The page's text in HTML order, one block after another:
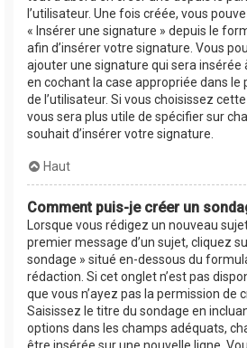
l’utilisateur. Une fois créée, vous
« Insérer une signature » depuis le
afin d’insérer votre signature. Vous
ajouter une signature qui sera insérée
en cochant la case appropriée dans le
de l’utilisateur. Si vous choisissez
vous sera plus utile de spécifier sur
souhait d’insérer votre signature.
Haut
Comment puis-je créer un
Lorsque vous rédigez un nouveau
premier message d’un sujet, cliquez
sondage » situé en-dessous du
rédaction. Si cet onglet n’est pas
que vous n’ayez pas la permission de
Saisissez le titre du sondage en
options dans les champs adéquats,
être insérée sur une nouvelle ligne.